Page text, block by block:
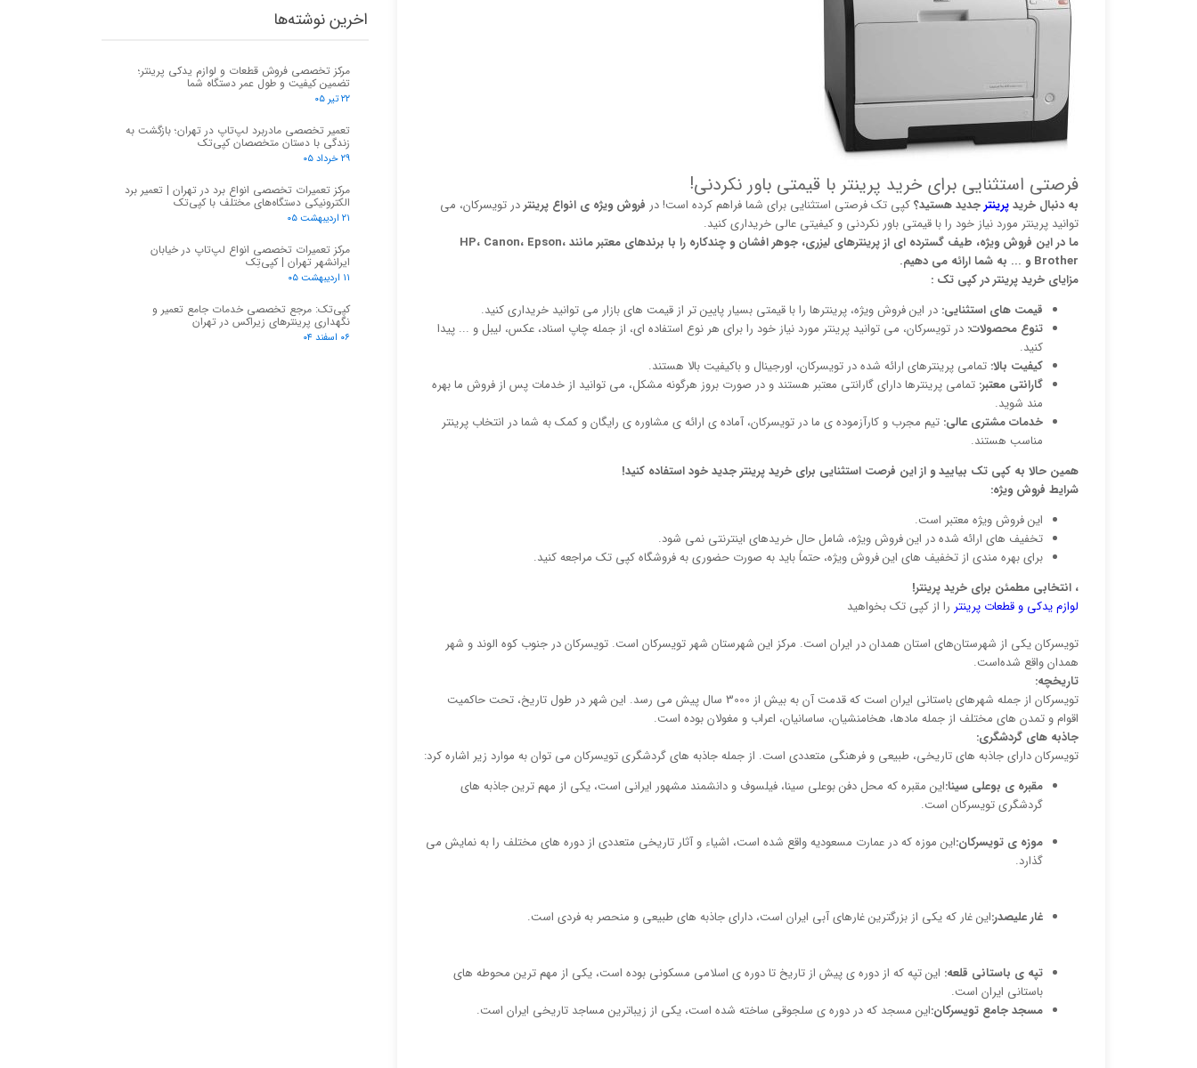
فرصتی استثنایی برای خرید پرینتر با قیمتی باور نکردنی!
به دنبال خریدپرینترجدید هستید؟کپی تک فرصتی استثنایی برای شما فراهم کرده است! در فروش ویژه ی انواع پرینتردر تویسرکان، می
توانید پرینتر مورد نیاز خود را با قیمتی باور نکردنی و کیفیتی عالی خریداری کنید.
ما در این فروش ویژه، طیف گسترده ای از پرینترهای لیزری، جوهر افشان و چندکاره را با برندهای معتبر مانند HP، Canon، Epson،
Brother و ... به شما ارائه می دهیم.
مزایای خرید پرینتر در کپی تک :
قیمت های استثنایی: در این فروش ویژه، پرینترها را با قیمتی بسیار پایین تر از قیمت های بازار می توانید خریداری کنید.
تنوع محصولات: در تویسرکان، می توانید پرینتر مورد نیاز خود را برای هر نوع استفاده ای، از جمله چاپ اسناد، عکس، لیبل و ... پیدا
کنید.
کیفیت بالا: تمامی پرینترهای ارائه شده در تویسرکان، اورجینال و باکیفیت بالا هستند.
گارانتی معتبر: تمامی پرینترها دارای گارانتی معتبر هستند و در صورت بروز هرگونه مشکل، می توانید از خدمات پس از فروش ما بهره
مند شوید.
خدمات مشتری عالی: تیم مجرب و کارآزموده ی ما در تویسرکان، آماده ی ارائه ی مشاوره ی رایگان و کمک به شما در انتخاب پرینتر
مناسب هستند.
همین حالا به کپی تک بیایید و از این فرصت استثنایی برای خرید پرینتر جدید خود استفاده کنید!
شرایط فروش ویژه:
این فروش ویژه معتبر است.
تخفیف های ارائه شده در این فروش ویژه، شامل حال خریدهای اینترنتی نمی شود.
برای بهره مندی از تخفیف های این فروش ویژه، حتماً باید به صورت حضوری به فروشگاه کپی تک مراجعه کنید.
، انتخابی مطمئن برای خرید پرینتر!
لوازم یدکی و قطعات پرینتر را از کپی تک بخواهید
تویسرکان یکی از شهرستان‌های استان همدان در ایران است. مرکز این شهرستان شهر تویسرکان است. تویسرکان در جنوب کوه الوند و شهر
همدان واقع شده‌است.
تاریخچه:
تویسرکان از جمله شهرهای باستانی ایران است که قدمت آن به بیش از 3000 سال پیش می رسد. این شهر در طول تاریخ، تحت حاکمیت
اقوام و تمدن های مختلف از جمله مادها، هخامنشیان، ساسانیان، اعراب و مغولان بوده است.
جاذبه های گردشگری:
تویسرکان دارای جاذبه های تاریخی، طبیعی و فرهنگی متعددی است. از جمله جاذبه های گردشگری تویسرکان می توان به موارد زیر اشاره کرد:
مقبره ی بوعلی سینا:این مقبره که محل دفن بوعلی سینا، فیلسوف و دانشمند مشهور ایرانی است، یکی از مهم ترین جاذبه های
گردشگری تویسرکان است.
موزه ی تویسرکان:این موزه که در عمارت مسعودیه واقع شده است، اشیاء و آثار تاریخی متعددی از دوره های مختلف را به نمایش می
گذارد.
غار علیصدر:این غار که یکی از بزرگترین غارهای آبی ایران است، دارای جاذبه های طبیعی و منحصر به فردی است.
تپه ی باستانی قلعه: این تپه که از دوره ی پیش از تاریخ تا دوره ی اسلامی مسکونی بوده است، یکی از مهم ترین محوطه های
باستانی ایران است.
مسجد جامع تویسرکان:این مسجد که در دوره ی سلجوقی ساخته شده است، یکی از زیباترین مساجد تاریخی ایران است.
اخرین نوشته‌ها
مرکز تخصصی فروش قطعات و لوازم یدکی پرینتر؛
تضمین کیفیت و طول عمر دستگاه شما
۲۲ تیر ۰۵
تعمیر تخصصی مادربرد لپ‌تاپ در تهران؛ بازگشت به
زندگی با دستان متخصصان کپی‌تک
۲۹ خرداد ۰۵
مرکز تعمیرات تخصصی انواع برد در تهران | تعمیر برد
الکترونیکی دستگاه‌های مختلف با کپی‌تک
۲۱ اردیبهشت ۰۵
مرکز تعمیرات تخصصی انواع لپ‌تاپ در خیابان
ایرانشهر تهران | کپی‌تِک
۱۱ اردیبهشت ۰۵
کپی‌تک: مرجع تخصصی خدمات جامع تعمیر و
نگهداری پرینترهای زیراکس در تهران
۰۶ اسفند ۰۴